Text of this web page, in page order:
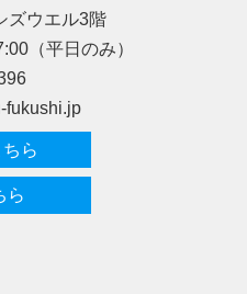
ズウエル3階
（平日のみ）
fukushi.jp
ら
ら